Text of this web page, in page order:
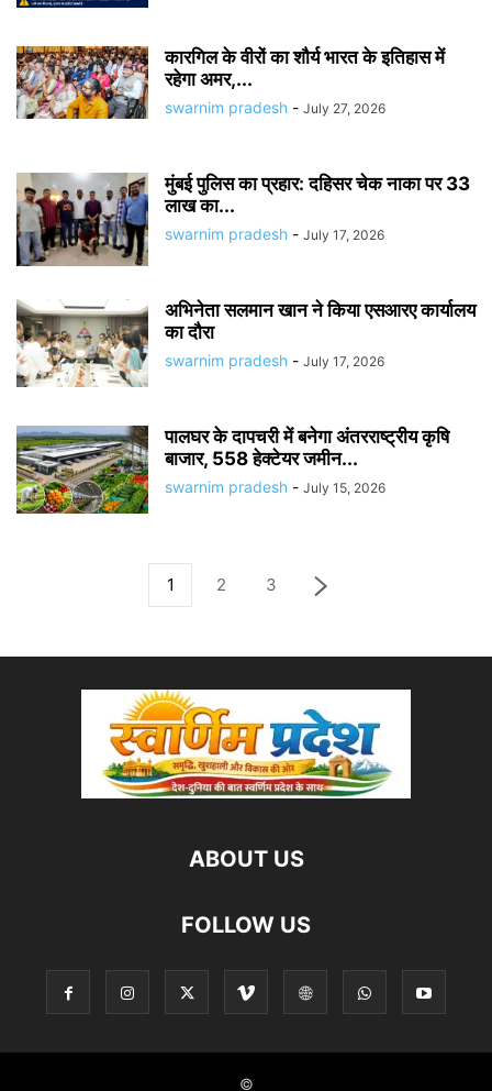
कारगिल के वीरों का शौर्य भारत के इतिहास में
रहेगा अमर,...
swarnim pradesh - July 27, 2026
मुंबई पुलिस का प्रहार: दहिसर चेक नाका पर 33
लाख का...
swarnim pradesh - July 17, 2026
अभिनेता सलमान खान ने किया एसआरए कार्यालय
का दौरा
swarnim pradesh - July 17, 2026
पालघर के दापचरी में बनेगा अंतरराष्ट्रीय कृषि
बाजार, 558 हेक्टेयर जमीन...
swarnim pradesh - July 15, 2026
1 2 3
ABOUT US
FOLLOW US
©